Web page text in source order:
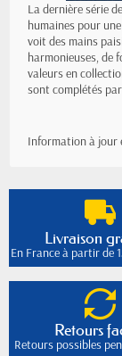
La dernière série
humaines pour
voit des mains
harmonieuses, de
valeurs en
sont complétés par
Information à
Livraison
En France à partir de
Retours
Retours possibles